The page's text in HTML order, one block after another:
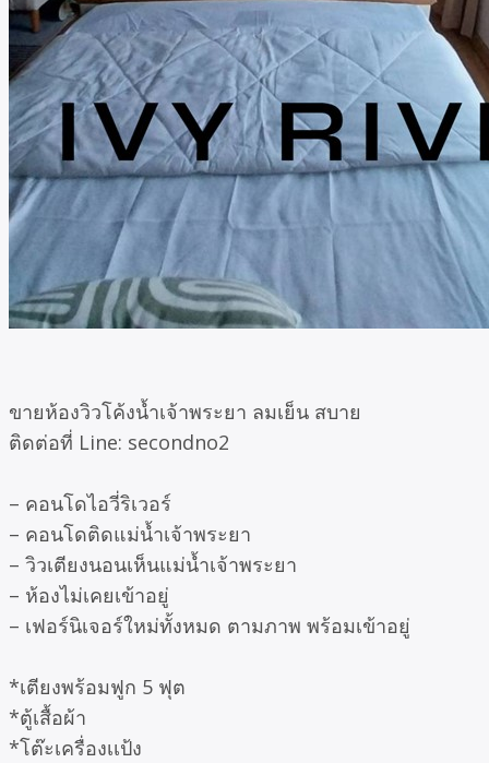
ขายห้องวิวโค้งน้ำเจ้าพระยา ลมเย็น สบาย
ติดต่อที่ Line: secondno2
– คอนโดไอวี่ริเวอร์
– คอนโดติดแม่น้ำเจ้าพระยา
– วิวเตียงนอนเห็นแม่น้ำเจ้าพระยา
– ห้องไม่เคยเข้าอยู่
– เฟอร์นิเจอร์ใหม่ทั้งหมด ตามภาพ พร้อมเข้าอยู่
*เตียงพร้อมฟูก 5 ฟุต
*ตู้เสื้อผ้า
*โต๊ะเครื่องเเป้ง